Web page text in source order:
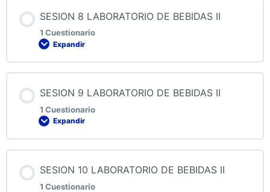
QUIZ 7 LABORATORIO DE BEBIDAS II
SESION 8 LABORATORIO DE BEBIDAS II
1 Cuestionario
Expandir
QUIZ 8 LABORATORIO DE BEBIDAS II
SESION 9 LABORATORIO DE BEBIDAS II
1 Cuestionario
Expandir
SESION 10 LABORATORIO DE BEBIDAS II
1 Cuestionario